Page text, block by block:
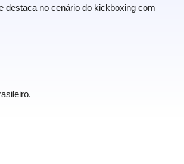
destaca no cenário do kickboxing com